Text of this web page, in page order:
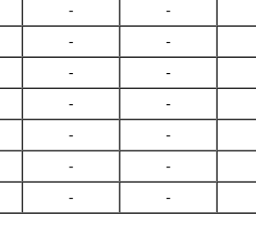
- -
- -
- -
- -
- -
- -
-
-